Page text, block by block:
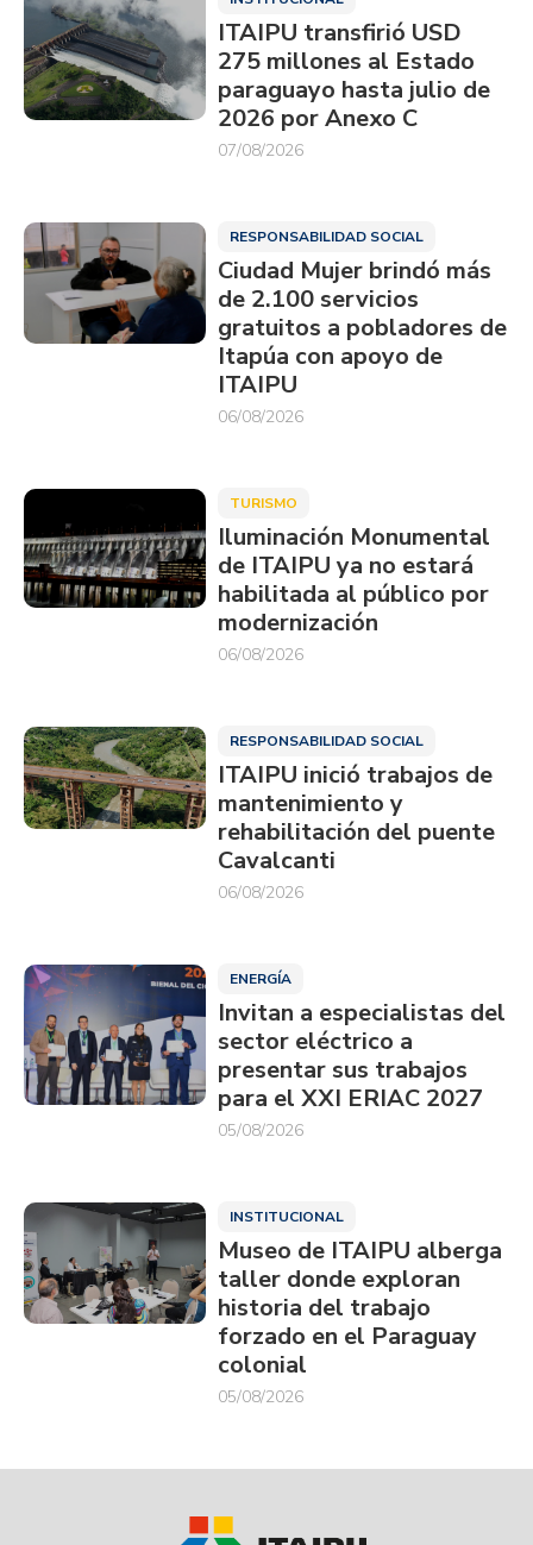
ITAIPU transfirió USD
275 millones al Estado
paraguayo hasta julio de
2026 por Anexo C
07/08/2026
RESPONSABILIDAD SOCIAL
Ciudad Mujer brindó más
de 2.100 servicios
gratuitos a pobladores de
Itapúa con apoyo de
ITAIPU
06/08/2026
TURISMO
Iluminación Monumental
de ITAIPU ya no estará
habilitada al público por
modernización
06/08/2026
RESPONSABILIDAD SOCIAL
ITAIPU inició trabajos de
mantenimiento y
rehabilitación del puente
Cavalcanti
06/08/2026
ENERGÍA
Invitan a especialistas del
sector eléctrico a
presentar sus trabajos
para el XXI ERIAC 2027
05/08/2026
INSTITUCIONAL
Museo de ITAIPU alberga
taller donde exploran
historia del trabajo
forzado en el Paraguay
colonial
05/08/2026